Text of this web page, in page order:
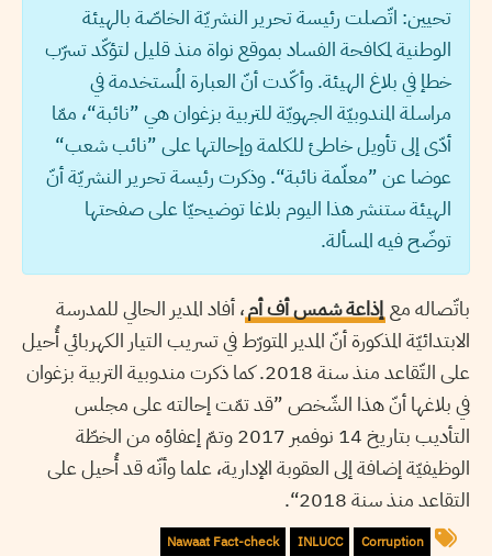
تحيين: اتّصلت رئيسة تحرير النشريّة الخاصّة بالهيئة
الوطنية لمكافحة الفساد بموقع نواة منذ قليل لتؤكّد تسرّب
خطإ في بلاغ الهيئة. وأكّدت أنّ العبارة المُستخدمة في
مراسلة المندوبيّة الجهويّة للتربية بزغوان هي ”نائبة“، ممّا
أدّى إلى تأويل خاطئ للكلمة وإحالتها على ”نائب شعب“
عوضا عن ”معلّمة نائبة“. وذكرت رئيسة تحرير النشريّة أنّ
الهيئة ستنشر هذا اليوم بلاغا توضيحيّا على صفحتها
توضّح فيه المسألة.
باتّصاله مع إذاعة شمس أف أم، أفاد المدير الحالي للمدرسة
الابتدائيّة المذكورة أنّ المدير المتورّط في تسريب التيار الكهربائي أُحيل
على التّقاعد منذ سنة 2018. كما ذكرت مندوبية التربية بزغوان
في بلاغها أنّ هذا الشّخص ”قد تمّت إحالته على مجلس
التأديب بتاريخ 14 نوفمبر 2017 وتمّ إعفاؤه من الخطّة
الوظيفيّة إضافة إلى العقوبة الإدارية، علما وأنّه قد أُحيل على
التقاعد منذ سنة 2018“.
Corruption
INLUCC
Nawaat Fact-check